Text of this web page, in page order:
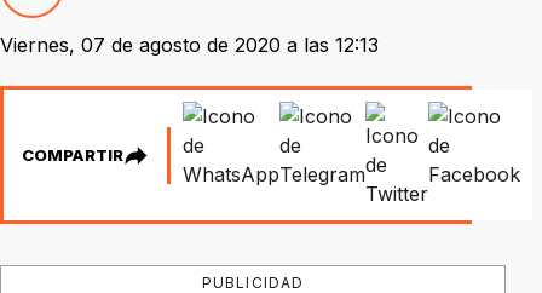
Viernes, 07 de agosto de 2020 a las 12:13
COMPARTIR
PUBLICIDAD